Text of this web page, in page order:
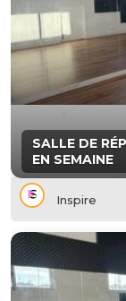
SALLE DE
EN SEMAINE
Inspire